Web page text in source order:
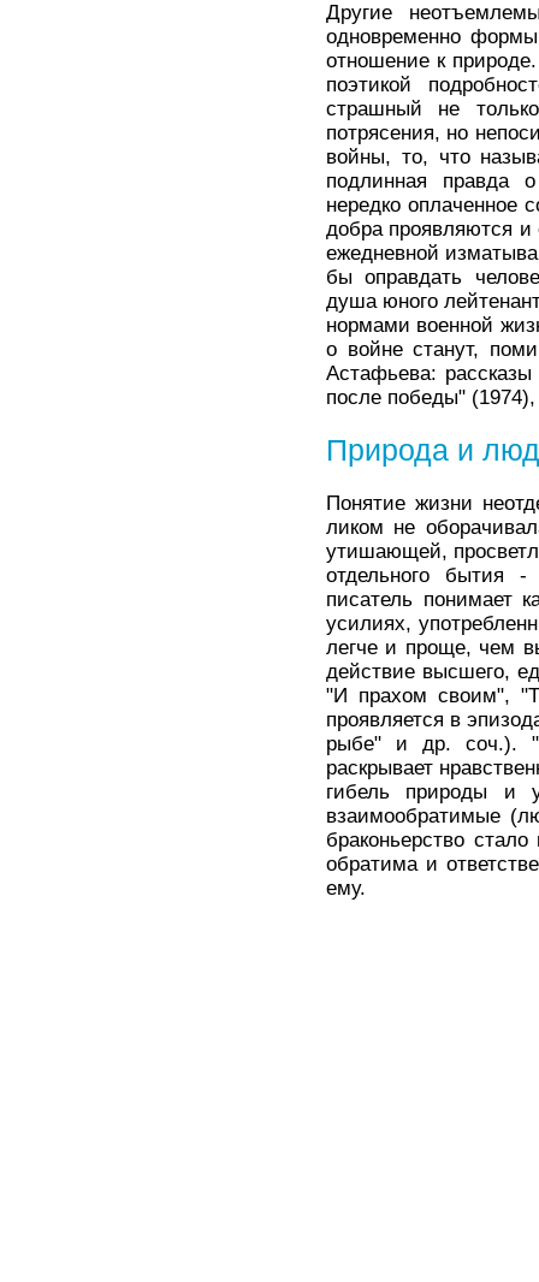
Другие
одновременно
отношение к
поэтикой
страшный не
потрясения, но
войны, то, что
подлинная правда
нередко оплаченное
добра проявляются
ежедневной
бы оправдать
душа юного
нормами военной
о войне станут,
Астафьева:
после победы"
Природа и
Понятие жизни
ликом не
утишающей,
отдельного бытия -
писатель понимает
усилиях,
легче и проще, чем
действие высшего,
"И прахом своим",
проявляется в
рыбе" и др. соч.).
раскрывает
гибель природы и
взаимообратимые
браконьерство
обратима и
ему.